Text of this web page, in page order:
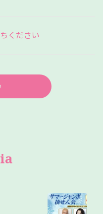
ください